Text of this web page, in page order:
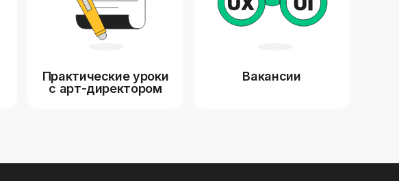
Практические уроки
с арт-директором
Вакансии